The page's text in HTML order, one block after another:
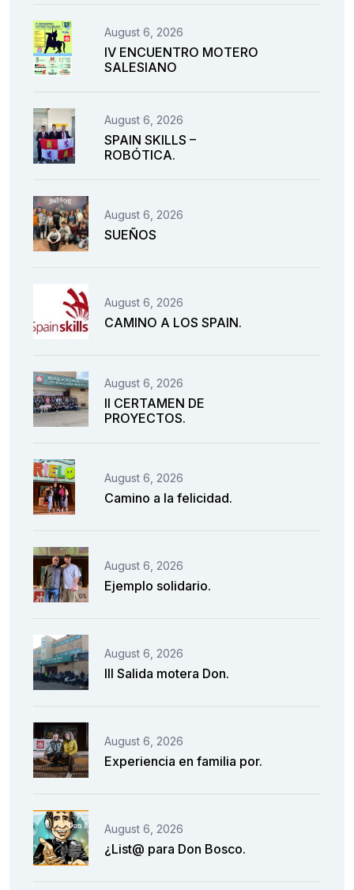
August 6, 2026
IV ENCUENTRO MOTERO
SALESIANO
August 6, 2026
SPAIN SKILLS –
ROBÓTICA.
August 6, 2026
SUEÑOS
August 6, 2026
CAMINO A LOS SPAIN.
August 6, 2026
II CERTAMEN DE
PROYECTOS.
August 6, 2026
Camino a la felicidad.
August 6, 2026
Ejemplo solidario.
August 6, 2026
III Salida motera Don.
August 6, 2026
Experiencia en familia por.
August 6, 2026
¿List@ para Don Bosco.